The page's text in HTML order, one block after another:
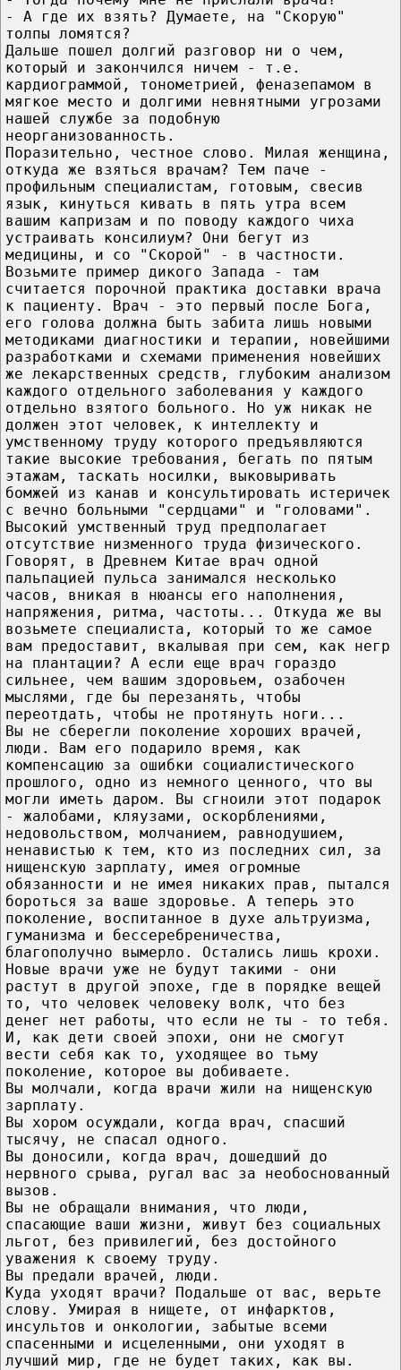
- А где их взять? Думаете, на "Скорую"
толпы ломятся?
Дальше пошел долгий разговор ни о чем,
который и закончился ничем - т.е.
кардиограммой, тонометрией, феназепамом в
мягкое место и долгими невнятными угрозами
нашей службе за подобную
неорганизованность.
Поразительно, честное слово. Милая женщина,
откуда же взяться врачам? Тем паче -
профильным специалистам, готовым, свесив
язык, кинуться кивать в пять утра всем
вашим капризам и по поводу каждого чиха
устраивать консилиум? Они бегут из
медицины, и со "Скорой" - в частности.
Возьмите пример дикого Запада - там
считается порочной практика доставки врача
к пациенту. Врач - это первый после Бога,
его голова должна быть забита лишь новыми
методиками диагностики и терапии, новейшими
разработками и схемами применения новейших
же лекарственных средств, глубоким анализом
каждого отдельного заболевания у каждого
отдельно взятого больного. Но уж никак не
должен этот человек, к интеллекту и
умственному труду которого предъявляются
такие высокие требования, бегать по пятым
этажам, таскать носилки, выковыривать
бомжей из канав и консультировать истеричек
с вечно больными "сердцами" и "головами".
Высокий умственный труд предполагает
отсутствие низменного труда физического.
Говорят, в Древнем Китае врач одной
пальпацией пульса занимался несколько
часов, вникая в нюансы его наполнения,
напряжения, ритма, частоты... Откуда же вы
возьмете специалиста, который то же самое
вам предоставит, вкалывая при сем, как негр
на плантации? А если еще врач гораздо
сильнее, чем вашим здоровьем, озабочен
мыслями, где бы перезанять, чтобы
переотдать, чтобы не протянуть ноги...
Вы не сберегли поколение хороших врачей,
люди. Вам его подарило время, как
компенсацию за ошибки социалистического
прошлого, одно из немного ценного, что вы
могли иметь даром. Вы сгноили этот подарок
- жалобами, кляузами, оскорблениями,
недовольством, молчанием, равнодушием,
ненавистью к тем, кто из последних сил, за
нищенскую зарплату, имея огромные
обязанности и не имея никаких прав, пытался
бороться за ваше здоровье. А теперь это
поколение, воспитанное в духе альтруизма,
гуманизма и бессеребреничества,
благополучно вымерло. Остались лишь крохи.
Новые врачи уже не будут такими - они
растут в другой эпохе, где в порядке вещей
то, что человек человеку волк, что без
денег нет работы, что если не ты - то тебя.
И, как дети своей эпохи, они не смогут
вести себя как то, уходящее во тьму
поколение, которое вы добиваете.
Вы молчали, когда врачи жили на нищенскую
зарплату.
Вы хором осуждали, когда врач, спасший
тысячу, не спасал одного.
Вы доносили, когда врач, дошедший до
нервного срыва, ругал вас за необоснованный
вызов.
Вы не обращали внимания, что люди,
спасающие ваши жизни, живут без социальных
льгот, без привилегий, без достойного
уважения к своему труду.
Вы предали врачей, люди.
Куда уходят врачи? Подальше от вас, верьте
слову. Умирая в нищете, от инфарктов,
инсультов и онкологии, забытые всеми
спасенными и исцеленными, они уходят в
лучший мир, где не будет таких, как вы.